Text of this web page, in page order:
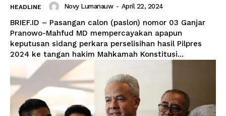
HEADLINE Novy Lumanauw - April 22, 2024
BRIEF.ID – Pasangan calon (paslon) nomor 03 Ganjar
Pranowo-Mahfud MD mempercayakan apapun
keputusan sidang perkara perselisihan hasil Pilpres
2024 ke tangan hakim Mahkamah Konstitusi...